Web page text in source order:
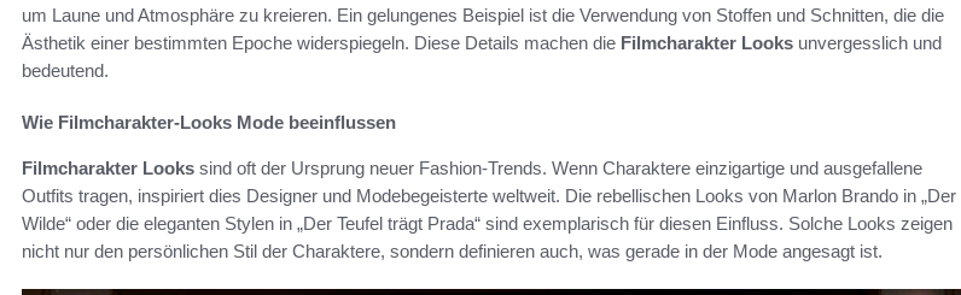
um Laune und Atmosphäre zu kreieren. Ein gelungenes Beispiel ist die Verwendung von Stoffen und Schnitten, die die
Ästhetik einer bestimmten Epoche widerspiegeln. Diese Details machen die Filmcharakter Looks unvergesslich und
bedeutend.
Wie Filmcharakter-Looks Mode beeinflussen
Filmcharakter Looks sind oft der Ursprung neuer Fashion-Trends. Wenn Charaktere einzigartige und ausgefallene
Outfits tragen, inspiriert dies Designer und Modebegeisterte weltweit. Die rebellischen Looks von Marlon Brando in „Der
Wilde“ oder die eleganten Stylen in „Der Teufel trägt Prada“ sind exemplarisch für diesen Einfluss. Solche Looks zeigen
nicht nur den persönlichen Stil der Charaktere, sondern definieren auch, was gerade in der Mode angesagt ist.